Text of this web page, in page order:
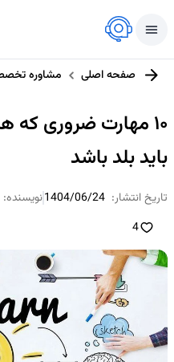
صفحه اصلی مشاوره
۱۰ مهارت ضروری
باید بلد باشد
تاریخ انتشار: 1404/06/24نویسنده:
4